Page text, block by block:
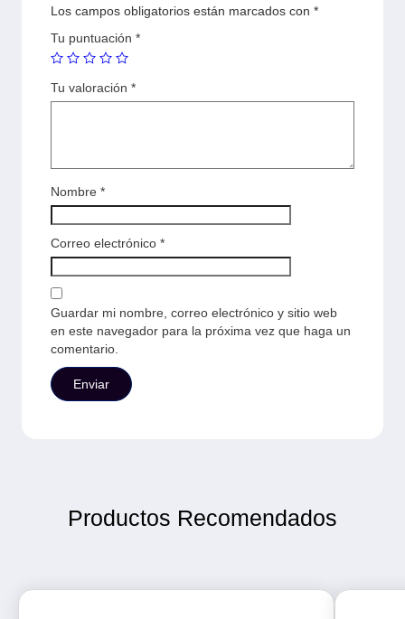
Los campos obligatorios están marcados con *
Tu puntuación *
Tu valoración *
Nombre *
Correo electrónico *
Guardar mi nombre, correo electrónico y sitio web
en este navegador para la próxima vez que haga un
comentario.
Productos Recomendados